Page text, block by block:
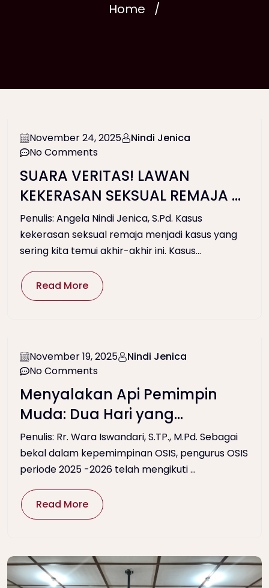
Home
November 24, 2025
Nindi Jenica
No Comments
SUARA VERITAS! LAWAN
KEKERASAN SEKSUAL REMAJA DI
LINGKUNGAN PENDIDIKAN
Penulis: Angela Nindi Jenica, S.Pd. Kasus
kekerasan seksual remaja menjadi kasus yang
sering kita temui akhir-akhir ini. Kasus...
Read More
November 19, 2025
Nindi Jenica
No Comments
Menyalakan Api Pemimpin
Muda: Dua Hari yang
Menggerakkan Langkah
Pengurs OSIS untuk
Bertumbuh
Penulis: Rr. Wara Iswandari, S.TP., M.Pd. Sebagai
bekal dalam kepemimpinan OSIS, pengurus OSIS
periode 2025 -2026 telah mengikuti ...
Read More